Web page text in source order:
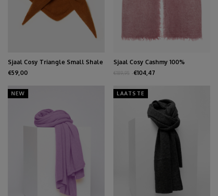
Sjaal Cosy Triangle Small Shale
€59,00
Sjaal Cosy Cashmy 100%
Burgundy
€189,95 €104,47
NEW LAATSTE